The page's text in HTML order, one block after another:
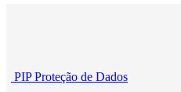
PIP Proteção de Dados